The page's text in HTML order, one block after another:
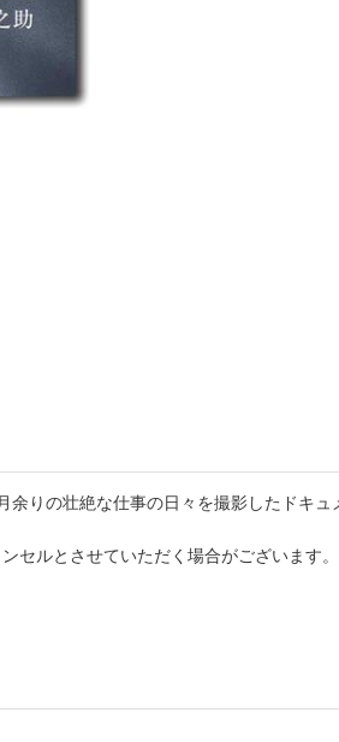
りの壮絶な仕事の日々を撮影したドキュ
セルとさせていただく場合がございます